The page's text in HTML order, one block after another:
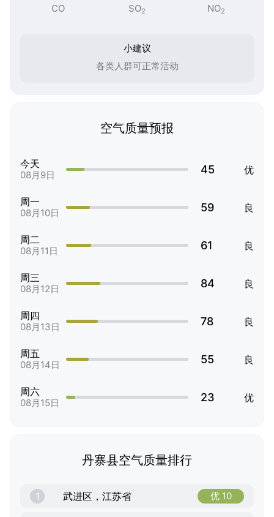
CO SO2 NO2
小建议
各类人群可正常活动
空气质量预报
今天
08月9日 45 优
周一
08月10日 59 良
周二
08月11日 61 良
周三
08月12日 84 良
周四
08月13日 78 良
周五
08月14日 55 良
周六
08月15日 23 优
丹寨县空气质量排行
1 武进区，江苏省 优 10